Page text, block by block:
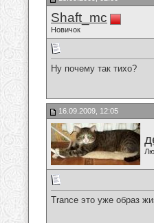
Shaft_mc
Новичок
Ну почему так тихо?
16.09.2009, 12:05
Trance это уже образ